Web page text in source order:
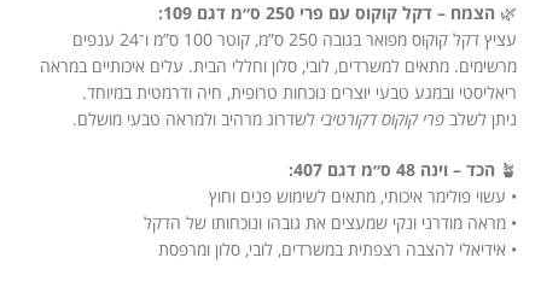
🌿 הצמח – דקל קוקוס עם פרי 250 ס״מ דגם 109:
עציץ דקל קוקוס מפואר בגובה 250 ס”מ, קוטר 100 ס”מ ו־24 ענפים
מרשימים. מתאים למשרדים, לובי, סלון וחללי הבית. עלים איכותיים במראה
ריאליסטי ובמגע טבעי יוצרים נוכחות טרופית, חיה ודרמטית במיוחד.
ניתן לשלב פרי קוקוס דקורטיבי לשדרוג מרהיב ולמראה טבעי מושלם.
🪴 הכד – וינה 48 ס״מ דגם 407:
• עשוי פולימר איכותי, מתאים לשימוש פנים וחוץ
• מראה מודרני ונקי שמעצים את גובהו ונוכחותו של הדקל
• אידיאלי להצבה רצפתית במשרדים, לובי, סלון ומרפסת